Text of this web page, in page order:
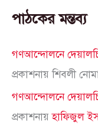
পাঠকের মন্তব্য
গণআন্দোলনে
প্রকাশনায়শিবলী
গণআন্দোলনে
প্রকাশনায়হাফিজুল